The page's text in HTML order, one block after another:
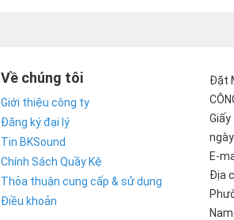
Về chúng tôi
Giới thiệu công ty
Đăng ký đại lý
Tin BKSound
Chính Sách Quầy Kệ
Thỏa thuận cung cấp & sử dụng
Điều khoản
Đặt
E-
Địa
Nam